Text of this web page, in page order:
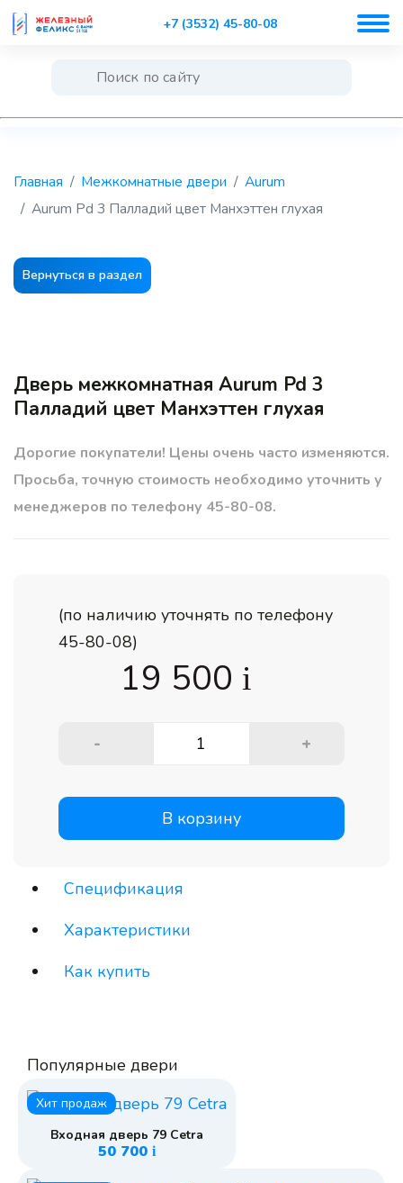
+7 (3532) 45-80-08
Главная Межкомнатные двери
Aurum
Aurum Pd 3 Палладий цвет Манхэттен глухая
Вернуться в раздел
Дверь межкомнатная Aurum Pd 3
Палладий цвет Манхэттен глухая
Дорогие покупатели! Цены очень часто изменяются.
Просьба, точную стоимость необходимо уточнить у
менеджеров по телефону 45-80-08.
(по наличию уточнять по телефону
45-80-08)
19 500 i
- +
В корзину
Спецификация
Характеристики
Как купить
Популярные двери
Хит продаж
Входная дверь 79 Cetra
50 700 i